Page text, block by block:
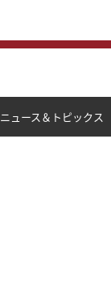
ニュース＆トピックス